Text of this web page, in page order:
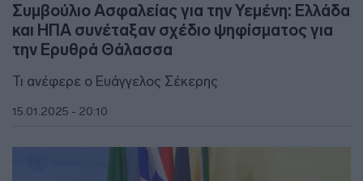
Συμβούλιο Ασφαλείας για την Υεμένη: Ελλάδα
και ΗΠΑ συνέταξαν σχέδιο ψηφίσματος για
την Ερυθρά Θάλασσα
Τι ανέφερε ο Ευάγγελος Σέκερης
15.01.2025 - 20:10